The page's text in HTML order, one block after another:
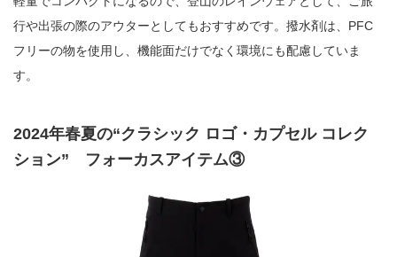
行や出張の際のアウターとしてもおすすめです。撥水剤は、PFC
フリーの物を使用し、機能面だけでなく環境にも配慮していま
す。
2024年春夏の“クラシック ロゴ・カプセル コレク
ション” フォーカスアイテム③